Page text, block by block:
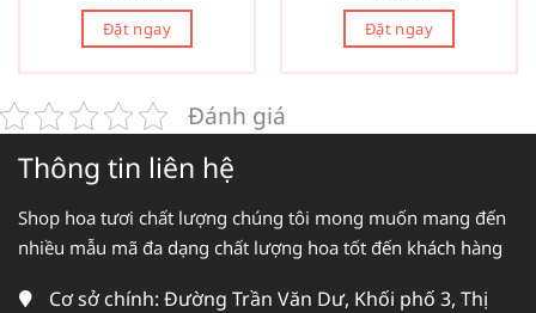
Đặt ngay Đặt ngay
Đánh giá
Thông tin liên hệ
Shop hoa tươi chất lượng chúng tôi mong muốn mang đến
nhiều mẫu mã đa dạng chất lượng hoa tốt đến khách hàng
Cơ sở chính: Đường Trần Văn Dư, Khối phố 3, Thị